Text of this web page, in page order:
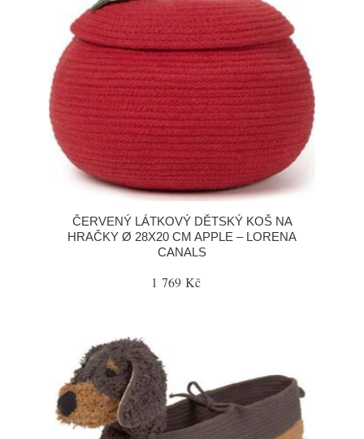
ČERVENÝ LÁTKOVÝ DĚTSKÝ KOŠ NA
HRAČKY Ø 28X20 CM APPLE – LORENA
CANALS
1 769 Kč